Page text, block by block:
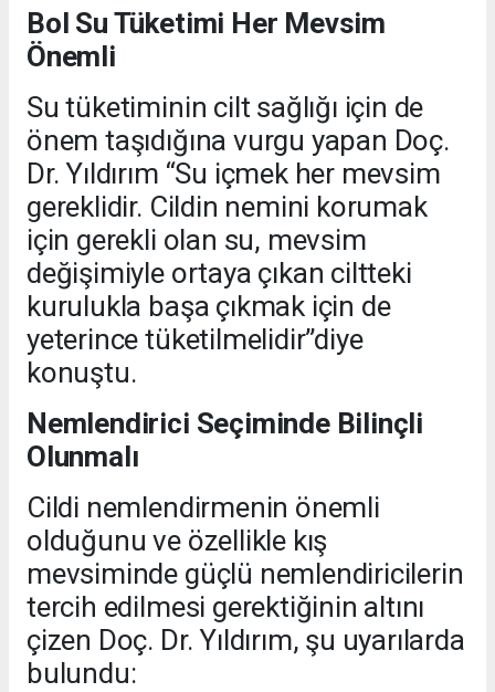
Bol Su Tüketimi Her Mevsim
Önemli
Su tüketiminin cilt sağlığı için de
önem taşıdığına vurgu yapan Doç.
Dr. Yıldırım “Su içmek her mevsim
gereklidir. Cildin nemini korumak
için gerekli olan su, mevsim
değişimiyle ortaya çıkan ciltteki
kurulukla başa çıkmak için de
yeterince tüketilmelidir”diye
konuştu.
Nemlendirici Seçiminde Bilinçli
Olunmalı
Cildi nemlendirmenin önemli
olduğunu ve özellikle kış
mevsiminde güçlü nemlendiricilerin
tercih edilmesi gerektiğinin altını
çizen Doç. Dr. Yıldırım, şu uyarılarda
bulundu: